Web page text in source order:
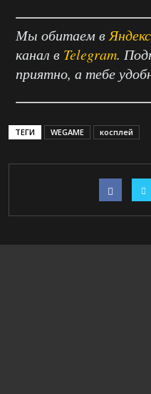
Мы обитаем в
канал в Telegram.
приятно, а тебе
ТЕГИ WEGAME косплей